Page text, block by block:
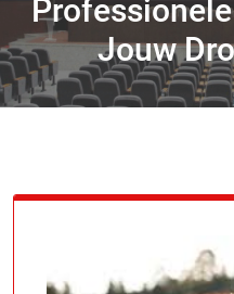
Jouw